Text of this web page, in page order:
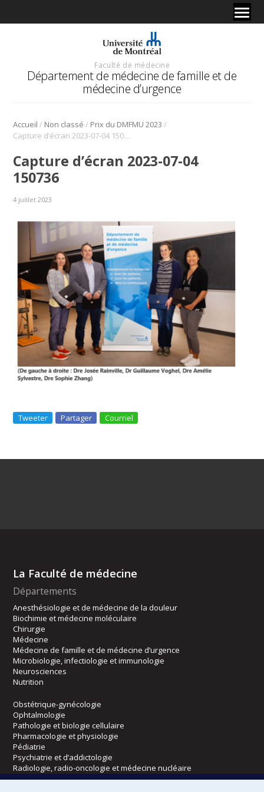
Faculté de médecine
Département de médecine de famille et de
médecine d’urgence
Accueil / Non classé / Prix du DMFMU 2023 /
Capture d’écran 2023-07-04 150736
Capture d’écran 2023-07-04
150736
4 juillet 2023
Tweeter Partager Courriel
La Faculté de médecine
Départements
Anesthésiologie et de médecine de la douleur
Biochimie et médecine moléculaire
Chirurgie
Médecine
Médecine de famille et de médecine d’urgence
Microbiologie, infectiologie et immunologie
Neurosciences
Nutrition
Obstétrique-gynécologie
Ophtalmologie
Pathologie et biologie cellulaire
Pharmacologie et physiologie
Pédiatrie
Psychiatrie et d’addictologie
Radiologie, radio-oncologie et médecine nucléaire